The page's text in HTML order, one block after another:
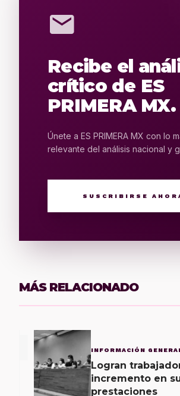
mail
Recibe el
crítico de ES
PRIMERA MX.
Únete a ES PRIMERA MX con lo
relevante del análisis nacional y
SUSCRIBIRSE
MÁS RELACIONADO
INFORMACIÓN
Logran
incremento en
prestaciones